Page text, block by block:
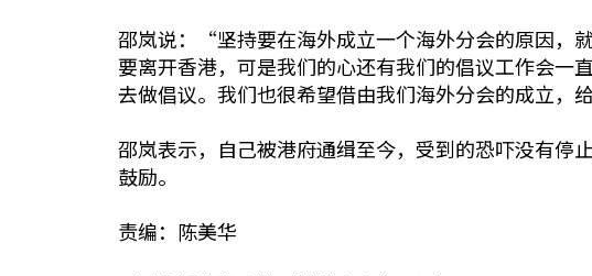
邵岚说：“坚持要在海外成立一个海外分会的原因，
要离开香港，可是我们的心还有我们的倡议工作会一
去做倡议。我们也很希望借由我们海外分会的成立，
邵岚表示，自己被港府通缉至今，受到的恐吓没有停
鼓励。
责编：陈美华